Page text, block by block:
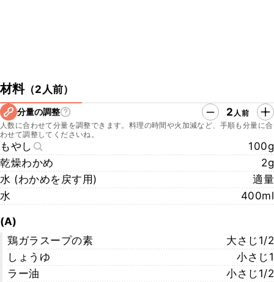
材料（2人前）
分量の調整 2 人前
人数に合わせて分量を調整できます。料理の時間や火加減など、手順も分量に合
わせて調整してくださいね。
もやし
100g
乾燥わかめ
2g
水 (わかめを戻す用)
適量
水
400ml
(A)
鶏ガラスープの素
大さじ1/2
しょうゆ
小さじ1
ラー油
小さじ1/2